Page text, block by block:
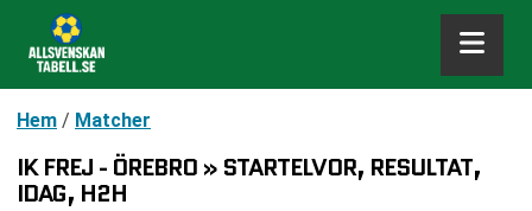
Hem / Matcher
IK FREJ - ÖREBRO » STARTELVOR, RESULTAT,
IDAG, H2H